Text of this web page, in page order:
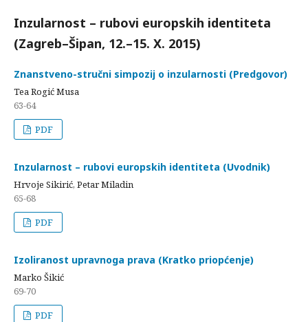
Inzularnost – rubovi europskih identiteta
(Zagreb–Šipan, 12.–15. X. 2015)
Znanstveno-stručni simpozij o inzularnosti (Predgovor)
Tea Rogić Musa
63-64
PDF
Inzularnost – rubovi europskih identiteta (Uvodnik)
Hrvoje Sikirić, Petar Miladin
65-68
PDF
Izoliranost upravnoga prava (Kratko priopćenje)
Marko Šikić
69-70
PDF